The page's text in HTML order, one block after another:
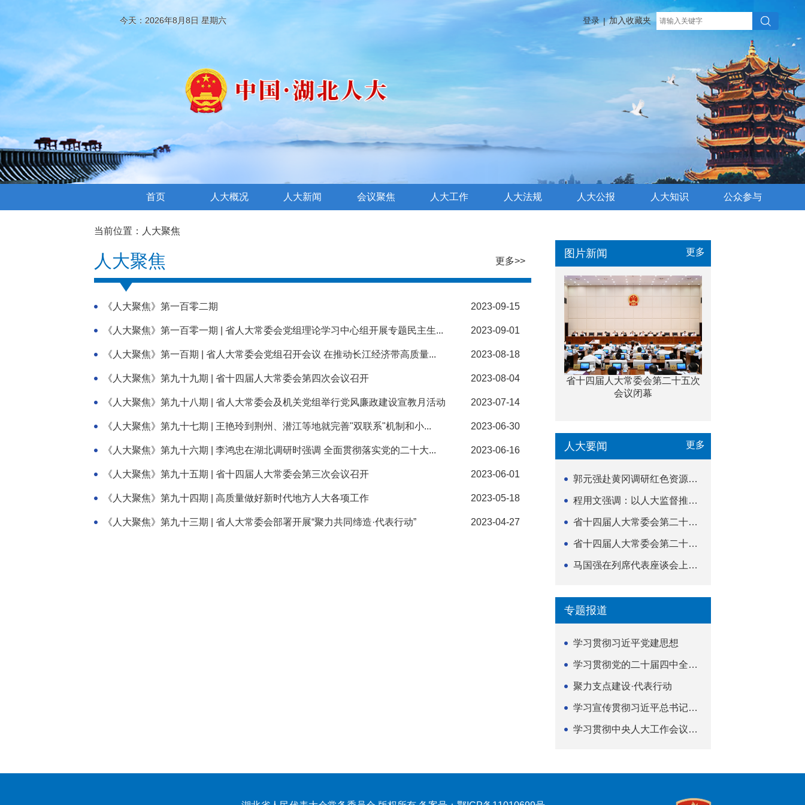
今天：2026年8月8日 星期六 登录 | 加入收藏夹
首页 人大概况 人大新闻 会议聚焦 人大工作 人大法规 人大公报 人大知识 公众参与
当前位置： 人大聚焦
人大聚焦 更多>>
《人大聚焦》第一百零二期 2023-09-15
《人大聚焦》第一百零一期 | 省人大常委会党组理论学习中心组开展专题民主生... 2023-09-01
《人大聚焦》第一百期 | 省人大常委会党组召开会议 在推动长江经济带高质量... 2023-08-18
《人大聚焦》第九十九期 | 省十四届人大常委会第四次会议召开 2023-08-04
《人大聚焦》第九十八期 | 省人大常委会及机关党组举行党风廉政建设宣教月活动 2023-07-14
《人大聚焦》第九十七期 | 王艳玲到荆州、潜江等地就完善"双联系"机制和小... 2023-06-30
《人大聚焦》第九十六期 | 李鸿忠在湖北调研时强调 全面贯彻落实党的二十大... 2023-06-16
《人大聚焦》第九十五期 | 省十四届人大常委会第三次会议召开 2023-06-01
《人大聚焦》第九十四期 | 高质量做好新时代地方人大各项工作 2023-05-18
《人大聚焦》第九十三期 | 省人大常委会部署开展“聚力共同缔造·代表行动” 2023-04-27
图片新闻 更多
省十四届人大常委会第二十五次
会议闭幕
人大要闻 更多
郭元强赴黄冈调研红色资源保护传承立法等工作
程用文强调：以人大监督推动科技金融高质量发展
省十四届人大常委会第二十五次会议闭幕
省十四届人大常委会第二十五次会议举行
马国强在列席代表座谈会上强调 以精准履职筑牢荆楚...
专题报道
学习贯彻习近平党建思想
学习贯彻党的二十届四中全会精神
聚力支点建设·代表行动
学习宣传贯彻习近平总书记关于坚持
学习贯彻中央人大工作会议精神